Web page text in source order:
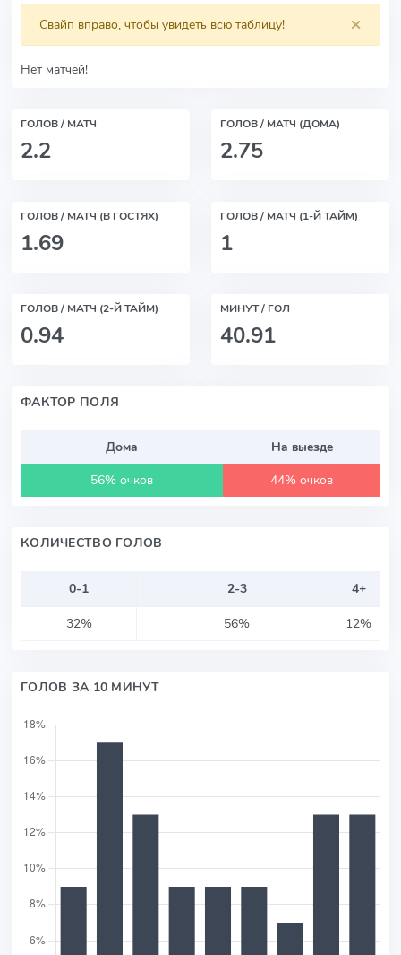
×
Свайп вправо, чтобы увидеть всю таблицу!
Нет матчей!
ГОЛОВ / МАТЧ
2.2
ГОЛОВ / МАТЧ (ДОМА)
2.75
ГОЛОВ / МАТЧ (В ГОСТЯХ)
1.69
ГОЛОВ / МАТЧ (1-Й ТАЙМ)
1
ГОЛОВ / МАТЧ (2-Й ТАЙМ)
0.94
МИНУТ / ГОЛ
40.91
ФАКТОР ПОЛЯ
Дома
На выезде
56% очков
44% очков
КОЛИЧЕСТВО ГОЛОВ
0-1 2-3
4+
32%
56% 12%
ГОЛОВ ЗА 10 МИНУТ